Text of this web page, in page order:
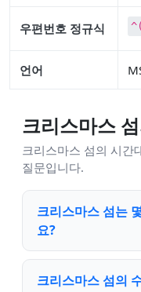
우편번호 정규식
언어
크리스마스
크리스마스 섬의 시간
질문입니다.
크리스마스 섬는
요?
크리스마스 섬의